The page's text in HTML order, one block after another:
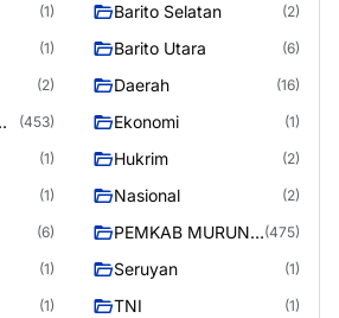
(1) Barito Selatan (2)
(1) Barito Utara (6)
(2) Daerah (16)
(453) Ekonomi (1)
(1) Hukrim (2)
(1) Nasional (2)
(6)
PEMKAB MURUNG (475)
(1) Seruyan (1)
(1) TNI (1)